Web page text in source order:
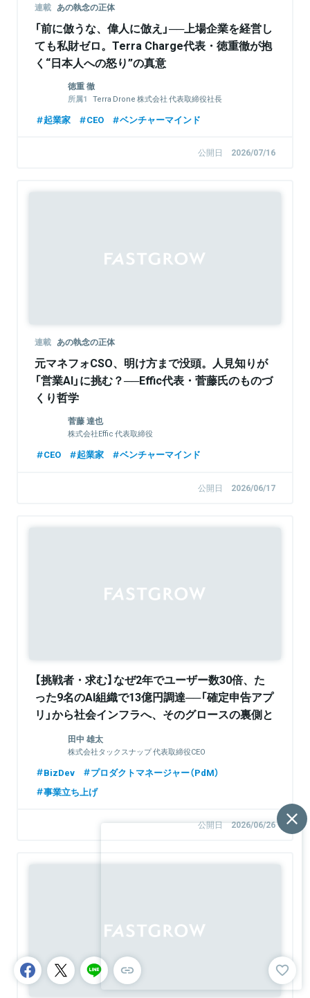
連載 あの執念の正体
「前に倣うな、偉人に倣え」──上場企業を経営し
ても私財ゼロ。Terra Charge代表・徳重徹が抱
く“日本人への怒り”の真意
徳重 徹
Terra Drone 株式会社 代表取締役社長
起業家 CEO ベンチャーマインド
公開日 2026/07/16
連載 あの執念の正体
元マネフォCSO、明け方まで没頭。人見知りが
「営業AI」に挑む？──Effic代表・菅藤氏のものづ
くり哲学
菅藤 達也
株式会社Effic 代表取締役
CEO 起業家 ベンチャーマインド
公開日 2026/06/17
【挑戦者・求む】なぜ2年でユーザー数30倍、た
った9名のAI組織で13億円調達──「確定申告アプ
リ」から社会インフラへ、そのグロースの裏側と
は（特別イベントも同時企画！）
田中 雄太
株式会社タックスナップ 代表取締役CEO
BizDev
プロダクトマネージャー（PdM）
事業立ち上げ
公開日 2026/06/26